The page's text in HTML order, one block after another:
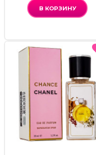
В КОРЗИНУ